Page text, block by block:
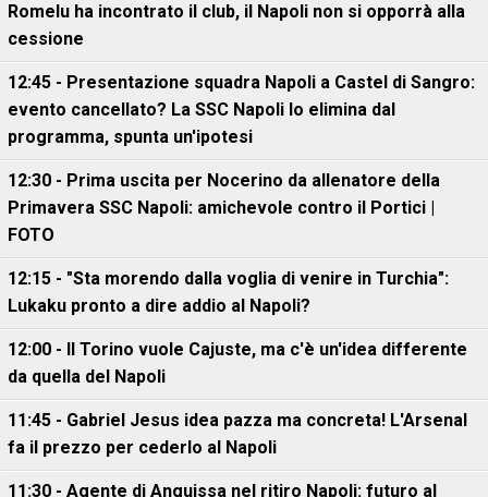
Romelu ha incontrato il club, il Napoli non si opporrà alla
cessione
12:45 - Presentazione squadra Napoli a Castel di Sangro:
evento cancellato? La SSC Napoli lo elimina dal
programma, spunta un'ipotesi
12:30 - Prima uscita per Nocerino da allenatore della
Primavera SSC Napoli: amichevole contro il Portici |
FOTO
12:15 - "Sta morendo dalla voglia di venire in Turchia":
Lukaku pronto a dire addio al Napoli?
12:00 - Il Torino vuole Cajuste, ma c'è un'idea differente
da quella del Napoli
11:45 - Gabriel Jesus idea pazza ma concreta! L'Arsenal
fa il prezzo per cederlo al Napoli
11:30 - Agente di Anguissa nel ritiro Napoli: futuro al